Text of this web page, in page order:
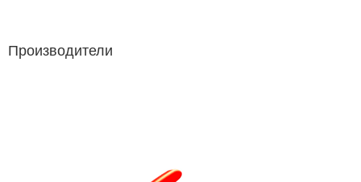
Производители